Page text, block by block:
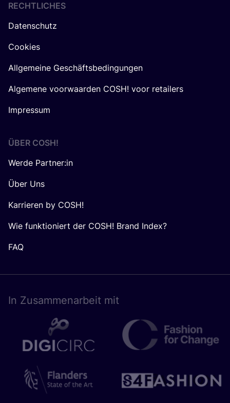
RECHTLICHES
Datenschutz
Cookies
Allgemeine Geschäftsbedingungen
Algemene voorwaarden COSH! voor retailers
Impressum
ÜBER COSH!
Werde Partner:in
Über Uns
Karrieren by COSH!
Wie funktioniert der COSH! Brand Index?
FAQ
In Zusam­men­ar­beit mit